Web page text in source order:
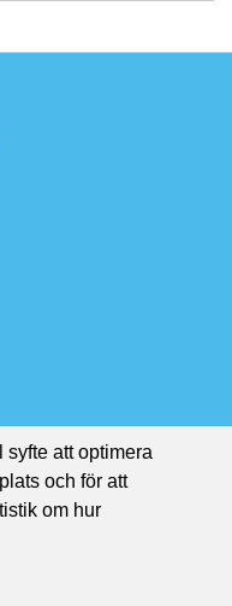
syfte att optimera
och för att
om hur